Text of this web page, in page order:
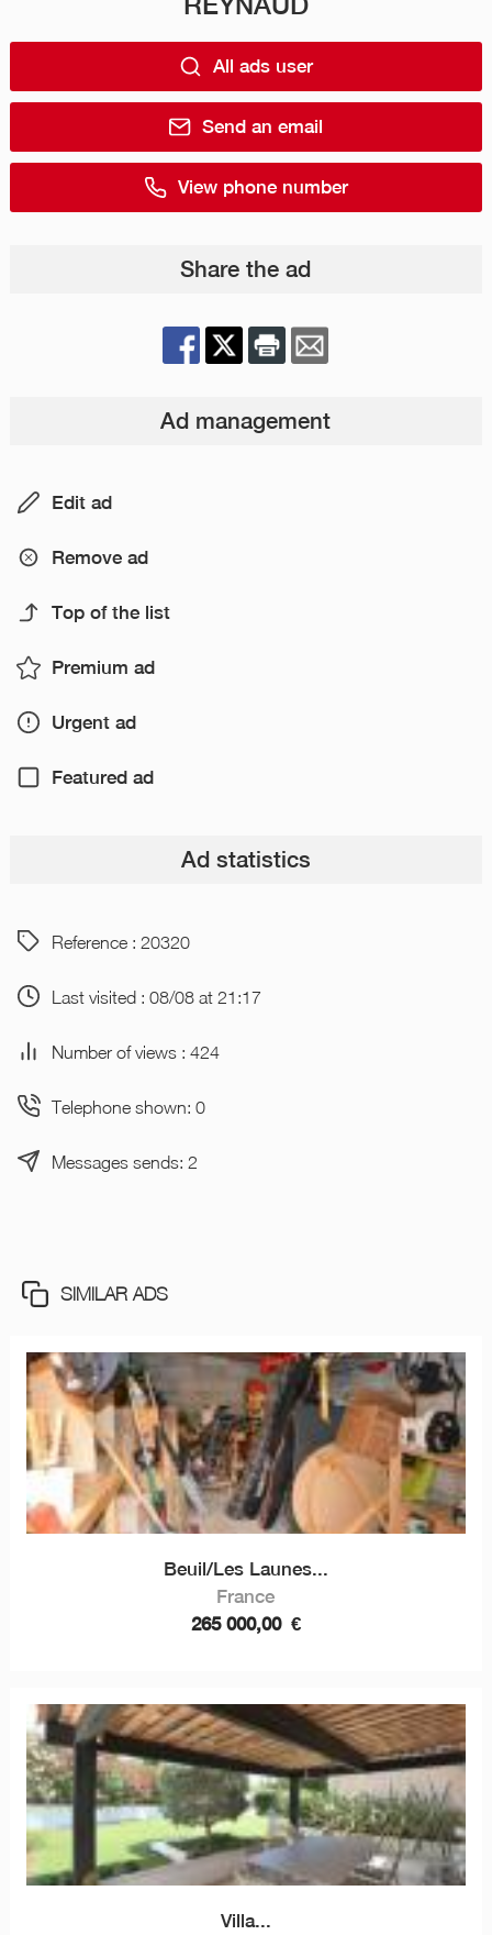
All ads user
Send an email
View phone number
Share the ad
Ad management
Edit ad
Remove ad
Top of the list
Premium ad
Urgent ad
Featured ad
Ad statistics
Reference : 20320
Last visited : 08/08 at 21:17
Number of views : 424
Telephone shown: 0
Messages sends: 2
SIMILAR ADS
Beuil/Les Launes...
France
265 000,00 €
Villa...